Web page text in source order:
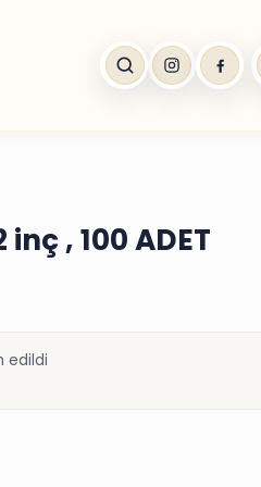
inç , 100 ADET
edildi